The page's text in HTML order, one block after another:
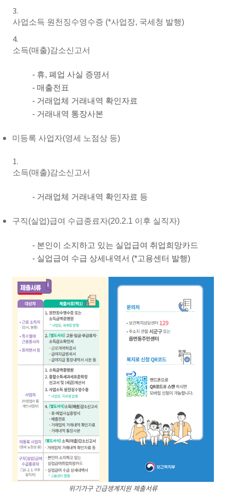
사업소득 원천징수영수증 (*사업장, 국세청 발행)
소득(매출)감소신고서
- 휴, 폐업 사실 증명서
- 매출전표
- 거래업체 거래내역 확인자료
- 거래내역 통장사본
미등록 사업자(영세 노점상 등)
소득(매출)감소신고서
- 거래업체 거래내역 확인자료 등
구직(실업)급여 수급종료자(20.2.1 이후 실직자)
- 본인이 소지하고 있는 실업급여 취업희망카드
- 실업급여 수급 상세내역서 (*고용센터 발행)
위기가구 긴급생계지원 제출서류